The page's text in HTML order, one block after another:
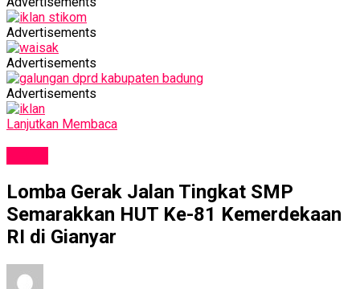
Advertisements
Advertisements
Advertisements
Lanjutkan Membaca
Lomba Gerak Jalan Tingkat SMP
Semarakkan HUT Ke-81 Kemerdekaan
RI di Gianyar